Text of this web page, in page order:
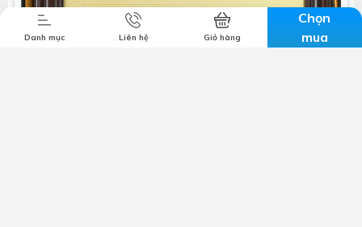
Danh mục Liên hệ Giỏ hàng
Chọn
mua